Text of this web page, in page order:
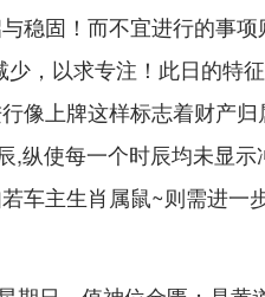
稳固！而不宜进行的事项
，以求专注！此日的特
像上牌这样标志着财产归
,纵使每一个时辰均未显示
车主生肖属鼠~则需进一